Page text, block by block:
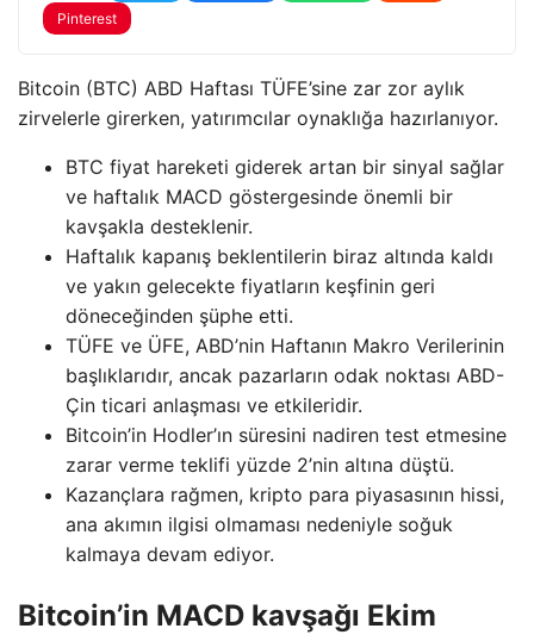
Pinterest
Bitcoin (BTC) ABD Haftası TÜFE’sine zar zor aylık
zirvelerle girerken, yatırımcılar oynaklığa hazırlanıyor.
BTC fiyat hareketi giderek artan bir sinyal sağlar
ve haftalık MACD göstergesinde önemli bir
kavşakla desteklenir.
Haftalık kapanış beklentilerin biraz altında kaldı
ve yakın gelecekte fiyatların keşfinin geri
döneceğinden şüphe etti.
TÜFE ve ÜFE, ABD’nin Haftanın Makro Verilerinin
başlıklarıdır, ancak pazarların odak noktası ABD-
Çin ticari anlaşması ve etkileridir.
Bitcoin’in Hodler’ın süresini nadiren test etmesine
zarar verme teklifi yüzde 2’nin altına düştü.
Kazançlara rağmen, kripto para piyasasının hissi,
ana akımın ilgisi olmaması nedeniyle soğuk
kalmaya devam ediyor.
Bitcoin’in MACD kavşağı Ekim